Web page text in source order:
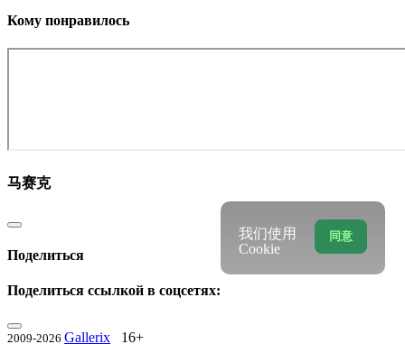
Кому понравилось
马赛克
Поделиться
Поделиться ссылкой в соцсетях:
2009-2026 Gallerix 16+
同意
我们使用
Cookie